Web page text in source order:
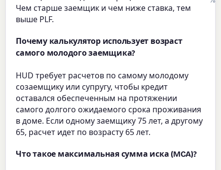
Чем старше заемщик и чем ниже ставка, тем
выше PLF.
Почему калькулятор использует возраст
самого молодого заемщика?
HUD требует расчетов по самому молодому
созаемщику или супругу, чтобы кредит
оставался обеспеченным на протяжении
самого долгого ожидаемого срока проживания
в доме. Если одному заемщику 75 лет, а другому
65, расчет идет по возрасту 65 лет.
Что такое максимальная сумма иска (MCA)?